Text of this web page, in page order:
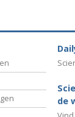
de